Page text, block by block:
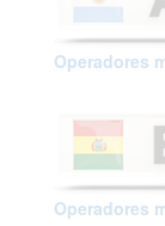
Operadores
Operadores